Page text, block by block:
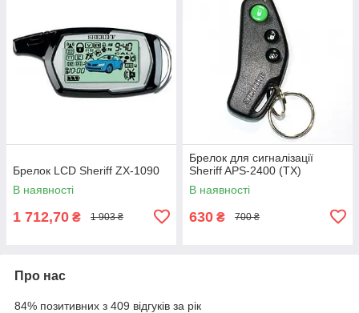
Брелок LCD Sheriff ZX-1090
В наявності
1 712,70 ₴ 1 903 ₴
Брелок для сигналізації
Sheriff APS-2400 (TX)
В наявності
630 ₴ 700 ₴
Про нас
84% позитивних з 409 відгуків за рік